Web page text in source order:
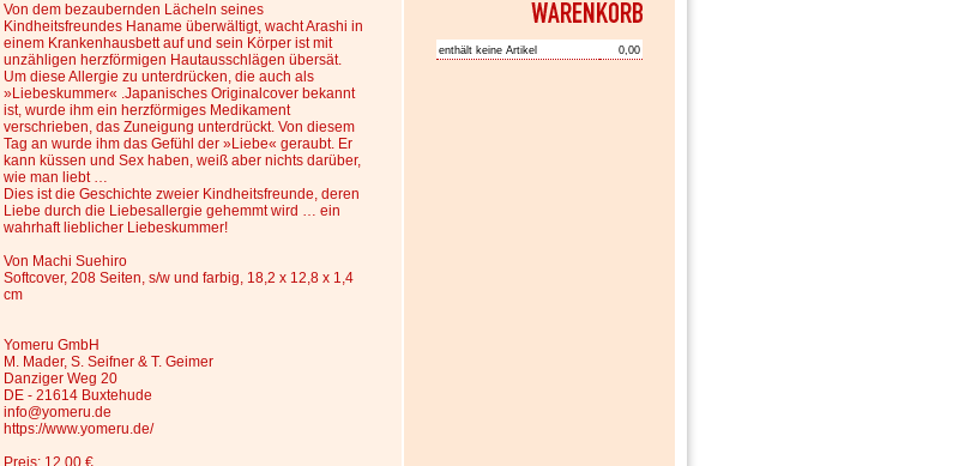
Von dem bezaubernden Lächeln seines
Kindheitsfreundes Haname überwältigt, wacht Arashi in
einem Krankenhausbett auf und sein Körper ist mit
unzähligen herzförmigen Hautausschlägen übersät.
Um diese Allergie zu unterdrücken, die auch als
»Liebeskummer« .Japanisches Originalcover bekannt
ist, wurde ihm ein herzförmiges Medikament
verschrieben, das Zuneigung unterdrückt. Von diesem
Tag an wurde ihm das Gefühl der »Liebe« geraubt. Er
kann küssen und Sex haben, weiß aber nichts darüber,
wie man liebt …
Dies ist die Geschichte zweier Kindheitsfreunde, deren
Liebe durch die Liebesallergie gehemmt wird … ein
wahrhaft lieblicher Liebeskummer!
Von Machi Suehiro
Softcover, 208 Seiten, s/w und farbig, 18,2 x 12,8 x 1,4
cm
Yomeru GmbH
M. Mader, S. Seifner & T. Geimer
Danziger Weg 20
DE - 21614 Buxtehude
info@yomeru.de
https://www.yomeru.de/
Preis: 12,00 €
enthält keine Artikel 0,00